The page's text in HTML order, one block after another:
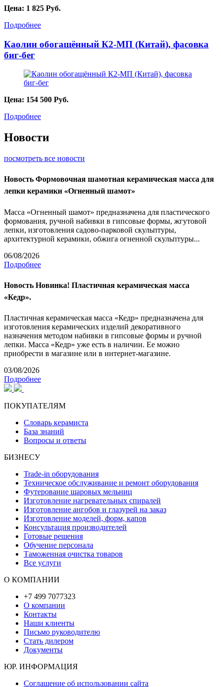
Цена: 1 825 Руб.
Подробнее
Каолин обогащённый К2-МП (Китай), фасовка
биг-бег
Цена: 154 500 Руб.
Подробнее
Новости
посмотреть все новости
Новость Формовочная шамотная керамическая масса для
лепки керамики «Огненный шамот»
Масса «Огненный шамот» предназначена для пластического
формования, ручной набивки в гипсовые формы, жгутовой
лепки, изготовления садово-парковой скульптуры,
архитектурной керамики, обжига огненной скульптуры...
06/08/2026
Подробнее
Новость Новинка! Пластичная керамическая масса
«Кедр».
Пластичная керамическая масса «Кедр» предназначена для
изготовления керамических изделий декоративного
назначения методом набивки в гипсовые формы и ручной
лепки. Масса «Кедр» уже есть в наличии. Ее можно
приобрести в магазине или в интернет-магазине.
03/08/2026
Подробнее
ПОКУПАТЕЛЯМ
Словарь керамиста
База знаний
Вопросы и ответы
БИЗНЕСУ
Trade-in оборудования
Техническое обслуживание и ремонт оборудования
Футерование шаровых мельниц
Изготовление нагревательных спиралей
Изготовление ангобов и глазурей на заказ
Изготовление моделей, форм, капов
Консультация производителей
Готовые решения
Обучение персонала
Таможенная очистка товаров
Все услуги
О КОМПАНИИ
+7 499 7077323
О компании
Контакты
Наши клиенты
Письмо руководителю
Стать дилером
Документы
ЮР. ИНФОРМАЦИЯ
Соглашение об использовании сайта